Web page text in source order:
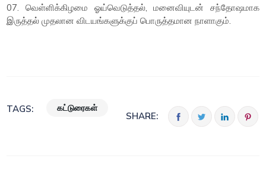
07. வெள்ளிக்கிழமை ஓய்வெடுத்தல், மனைவியுடன் சந்தோஷமாக
இருத்தல் முதலான விடயங்களுக்குப் பொருத்தமான நாளாகும்.
TAGS: கட்டுரைகள்
SHARE: